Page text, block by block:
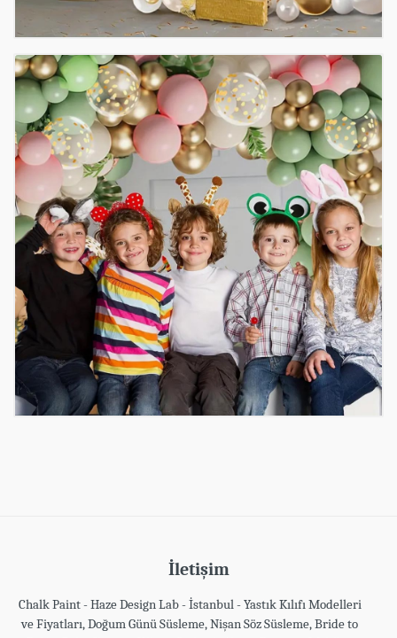
İletişim
Chalk Paint - Haze Design Lab - İstanbul - Yastık Kılıfı Modelleri
ve Fiyatları, Doğum Günü Süsleme, Nişan Söz Süsleme, Bride to